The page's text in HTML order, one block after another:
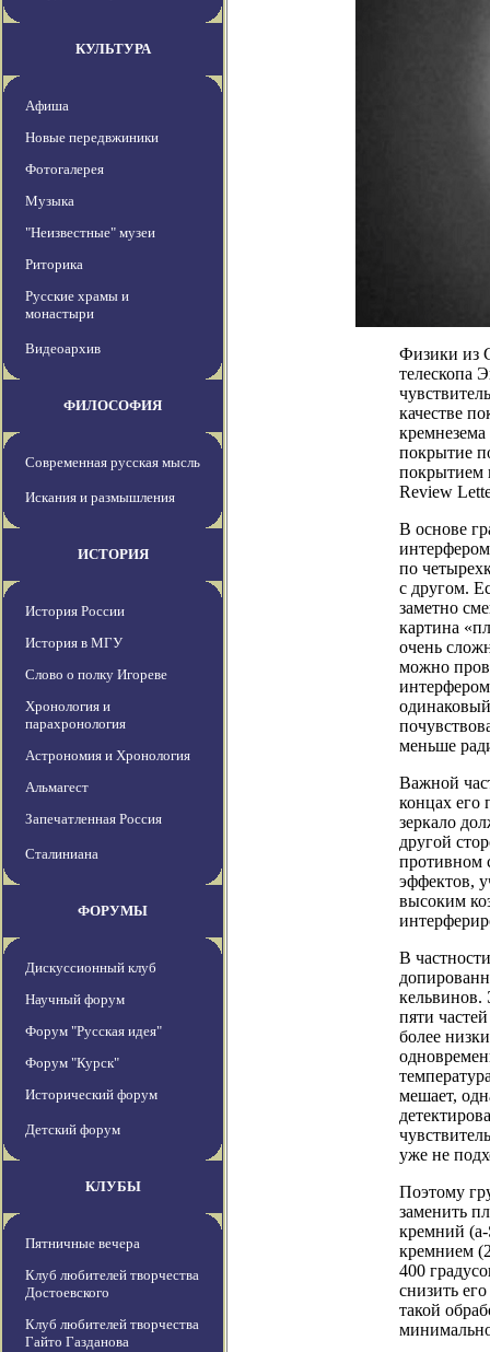
КУЛЬТУРА
Афиша
Новые передвжиники
Фотогалерея
Музыка
"Неизвестные" музеи
Риторика
Русские храмы и
монастыри
Видеоархив
ФИЛОСОФИЯ
Современная русская мысль
Искания и размышления
ИСТОРИЯ
История России
История в МГУ
Слово о полку Игореве
Хронология и
парахронология
Астрономия и Хронология
Альмагест
Запечатленная Россия
Сталиниана
ФОРУМЫ
Дискуссионный клуб
Научный форум
Форум "Русская идея"
Форум "Курск"
Исторический форум
Детский форум
КЛУБЫ
Пятничные вечера
Клуб любителей творчества
Достоевского
Клуб любителей творчества
Гайто Газданова
Физики из
телескопа
качестве
покрытие
покрытием
Review
В основе
по
с другом.
заметно
картина
очень
можно
меньше
Важной
концах его
зеркало
другой
противном
эффектов,
высоким
В
кельвинов.
пяти
более
мешает,
уже не
Поэтому
заменить
кремний (a-
кремнием
400
снизить
такой